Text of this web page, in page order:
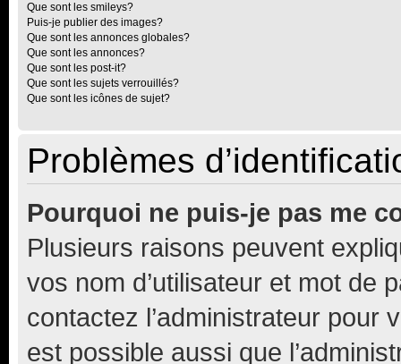
Que sont les smileys?
Puis-je publier des images?
Que sont les annonces globales?
Que sont les annonces?
Que sont les post-it?
Que sont les sujets verrouillés?
Que sont les icônes de sujet?
Problèmes
Pourquoi ne puis-je pas me
Plusieurs raisons peuvent
vos nom d’utilisateur et mot de
contactez l’administrateur pour
est possible aussi que